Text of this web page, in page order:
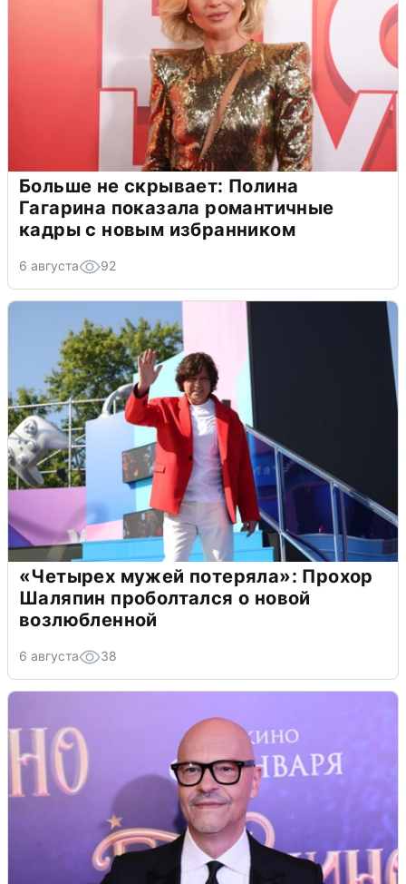
Больше не скрывает: Полина
Гагарина показала романтичные
кадры с новым избранником
6 августа 92
«Четырех мужей потеряла»: Прохор
Шаляпин проболтался о новой
возлюбленной
6 августа 38